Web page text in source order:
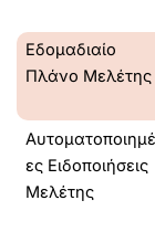
Eδομαδιαίο
Πλάνο Μελέτης
ες Ειδοποιήσεις
Μελέτης